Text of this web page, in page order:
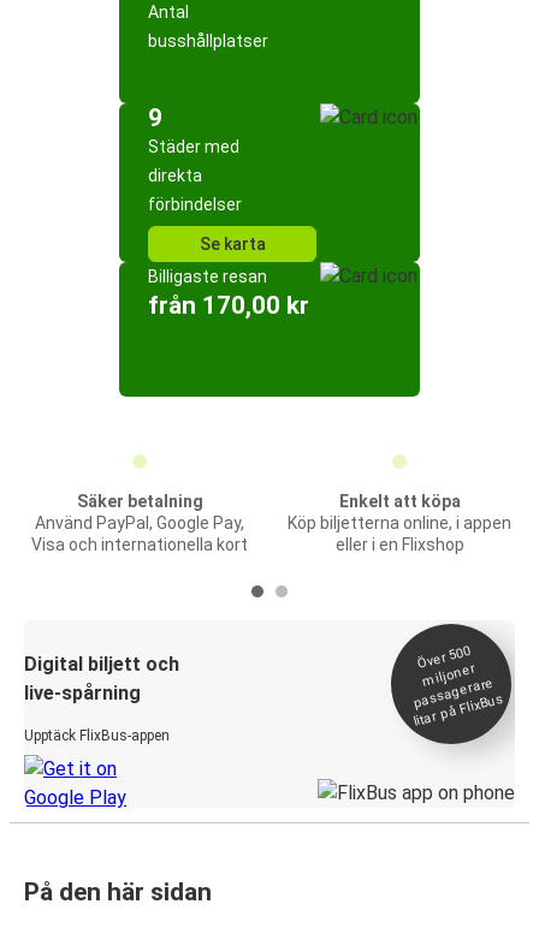
Antal
busshållplatser
9
Städer med
direkta
förbindelser
Se karta
Billigaste resan
från 170,00 kr
Säker betalning
Använd PayPal, Google Pay,
Visa och internationella kort
Enkelt att köpa
Köp biljetterna online, i appen
eller i en Flixshop
Digital biljett och
live-spårning
Upptäck FlixBus-appen
Över 500
miljoner
passagerare
litar på FlixBus
På den här sidan